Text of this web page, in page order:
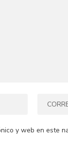
y web en este